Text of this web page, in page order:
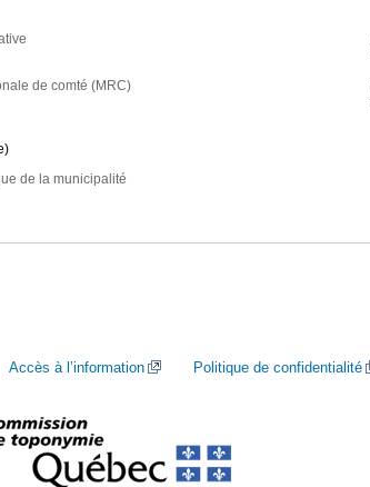
de comté (MRC)
de la municipalité
Accès à l’information Politique de confidentialité